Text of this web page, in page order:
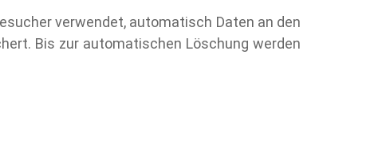
verwendet, automatisch Daten an den
Bis zur automatischen Löschung werden